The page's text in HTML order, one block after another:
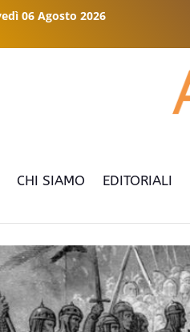
06 Agosto 2026
CHI SIAMO EDITORIALI